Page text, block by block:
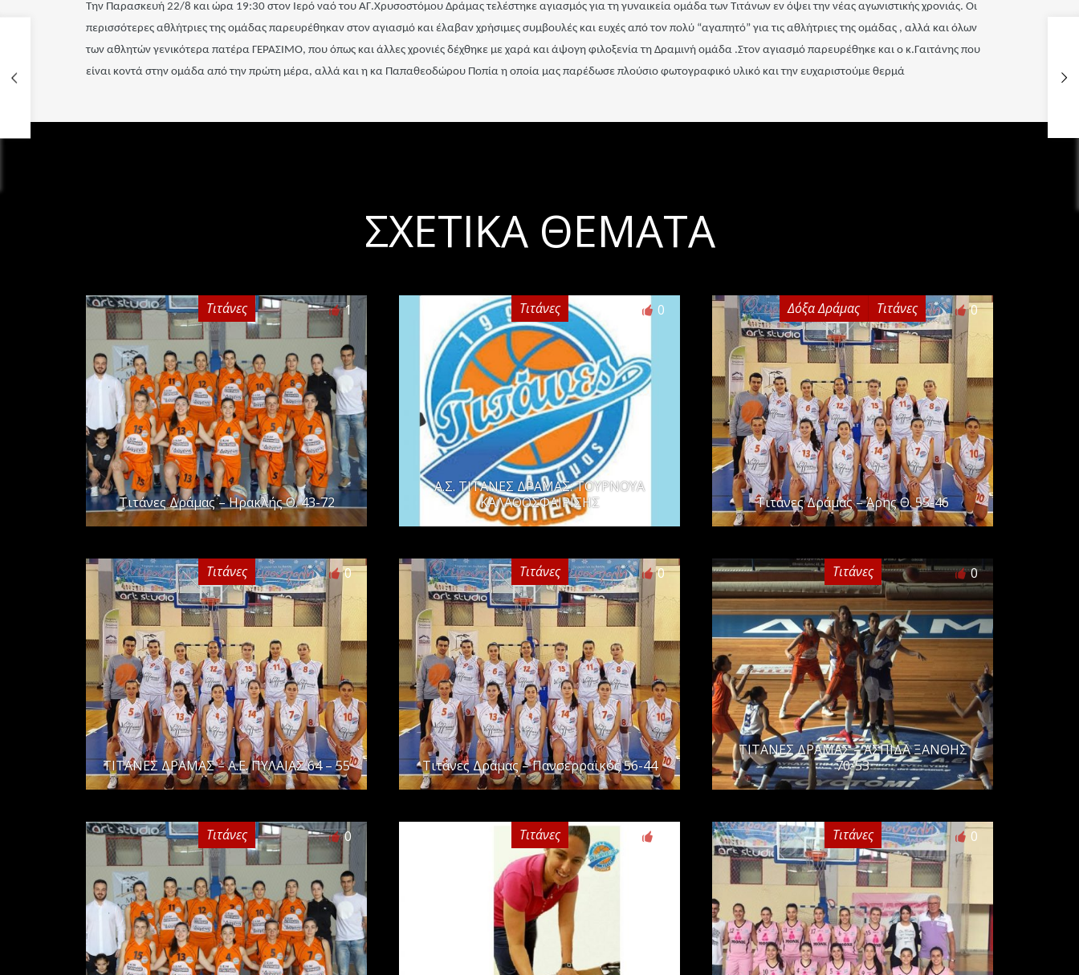
Την Παρασκευή 22/8 και ώρα 19:30 στον Ιερό ναό του ΑΓ.Χρυσοστόμου Δράμας τελέστηκε αγιασμός για τη γυναικεία ομάδα των Τιτάνων εν όψει την νέας αγωνιστικής χρονιάς. Οι
περισσότερες αθλήτριες της ομάδας παρευρέθηκαν στον αγιασμό και έλαβαν χρήσιμες συμβουλές και ευχές από τον πολύ “αγαπητό” για τις αθλήτριες της ομάδας , αλλά και όλων
των αθλητών γενικότερα πατέρα ΓΕΡΑΣΙΜΟ, που όπως και άλλες χρονιές δέχθηκε με χαρά και άψογη φιλοξενία τη Δραμινή ομάδα .Στον αγιασμό παρευρέθηκε και ο κ.Γαιτάνης που
είναι κοντά στην ομάδα από την πρώτη μέρα, αλλά και η κα Παπαθεοδώρου Ποπία η οποία μας παρέδωσε πλούσιο φωτογραφικό υλικό και την ευχαριστούμε θερμά
ΣΧΕΤΙΚΆ ΘΈΜΑΤΑ
Τιτάνες 1
Τιτάνες Δράμας – Ηρακλής Θ. 43-72
Τιτάνες 0
Α.Σ. ΤΙΤΑΝΕΣ ΔΡΑΜΑΣ: ΤΟΥΡΝΟΥΑ
ΚΑΛΑΘΟΣΦΑΙΡΙΣΗΣ
Δόξα Δράμας Τιτάνες 0
Τιτάνες Δράμας – Άρης Θ. 55-46
Τιτάνες 0
ΤΙΤΑΝΕΣ ΔΡΑΜΑΣ – Α.Ε. ΠΥΛΑΙΑΣ 64 – 55
Τιτάνες 0
Τιτάνες Δράμας – Πανσερραϊκός 56-44
Τιτάνες 0
ΤΙΤΑΝΕΣ ΔΡΑΜΑΣ – ΑΣΠΙΔΑ ΞΑΝΘΗΣ
70-53
Τιτάνες 0 Τιτάνες Τιτάνες 0